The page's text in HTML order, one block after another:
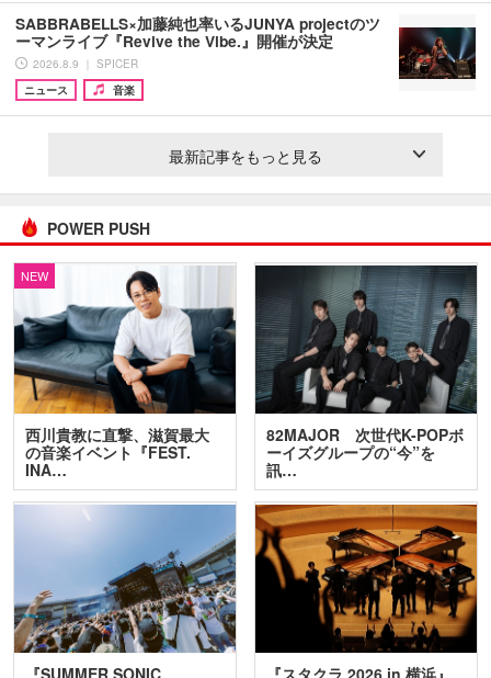
SABBRABELLS×加藤純也率いるJUNYA projectのツ
ーマンライブ『Revive the Vibe.』開催が決定
2026.8.9 ｜ SPICER
ニュース
音楽
最新記事をもっと見る
POWER PUSH
NEW
西川貴教に直撃、滋賀最大
の音楽イベント『FEST.
INA…
82MAJOR 次世代K-POPボ
ーイズグループの“今”を
訊…
『SUMMER SONIC
『スタクラ 2026 in 横浜』